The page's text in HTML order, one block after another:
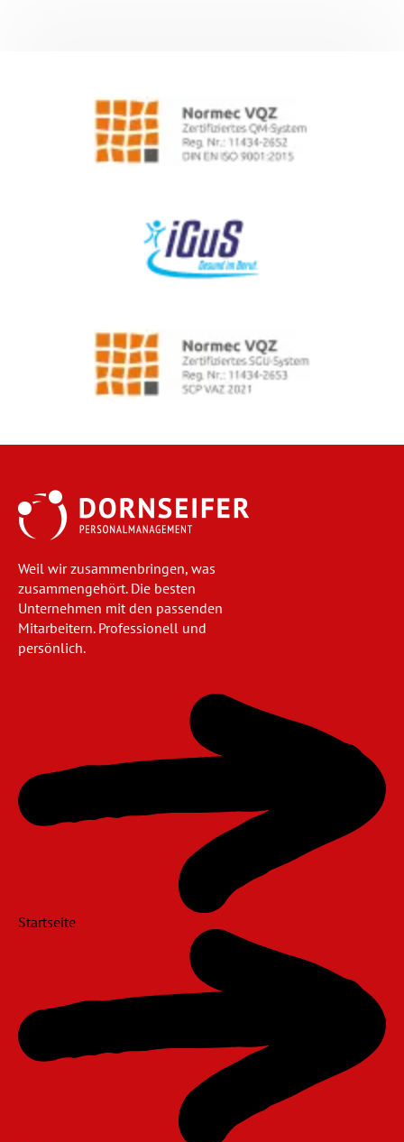
Weil wir zusammenbringen, was
zusammengehört. Die besten
Unternehmen mit den passenden
Mitarbeitern. Professionell und
persönlich.
Startseite